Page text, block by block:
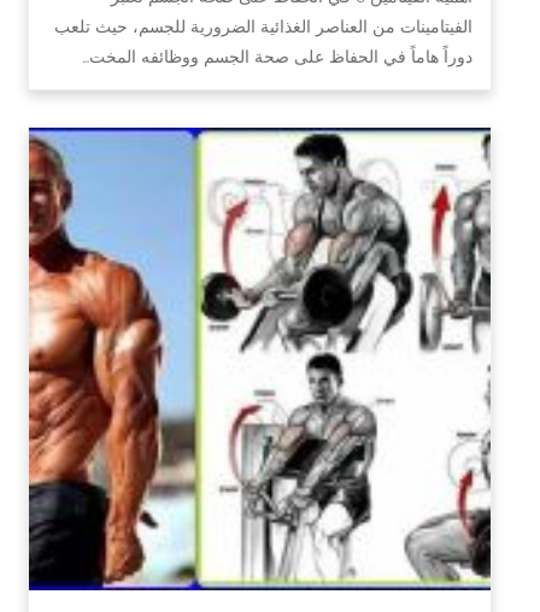
الفيتامينات من العناصر الغذائية الضرورية للجسم، حيث تلعب
دوراً هاماً في الحفاظ على صحة الجسم ووظائفه المخت…